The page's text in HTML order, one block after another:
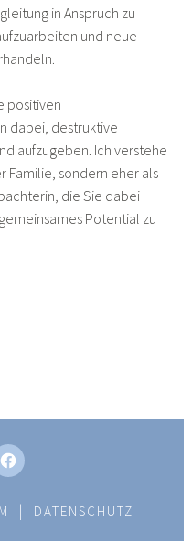
in Anspruch zu
und neue
positiven
dabei, destruktive
aufzugeben. Ich verstehe
Familie, sondern eher als
die Sie dabei
Potential zu
| DATENSCHUTZ